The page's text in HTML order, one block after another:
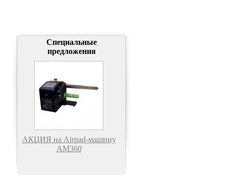
Специальные
предложения
АКЦИЯ на Airpad-машину
АМ360